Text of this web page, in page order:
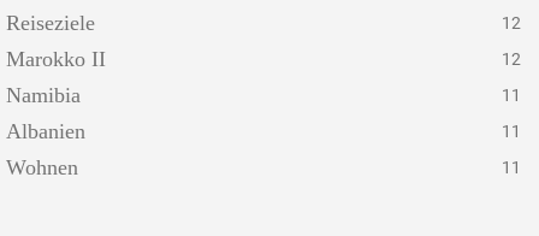
Reiseziele 12
Marokko II 12
Namibia 11
Albanien 11
Wohnen 11